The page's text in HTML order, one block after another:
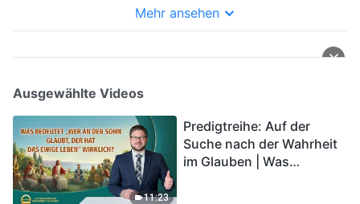
Mehr ansehen
Ausgewählte Videos
11:23
Predigtreihe: Auf der
Suche nach der Wahrheit
im Glauben | Was